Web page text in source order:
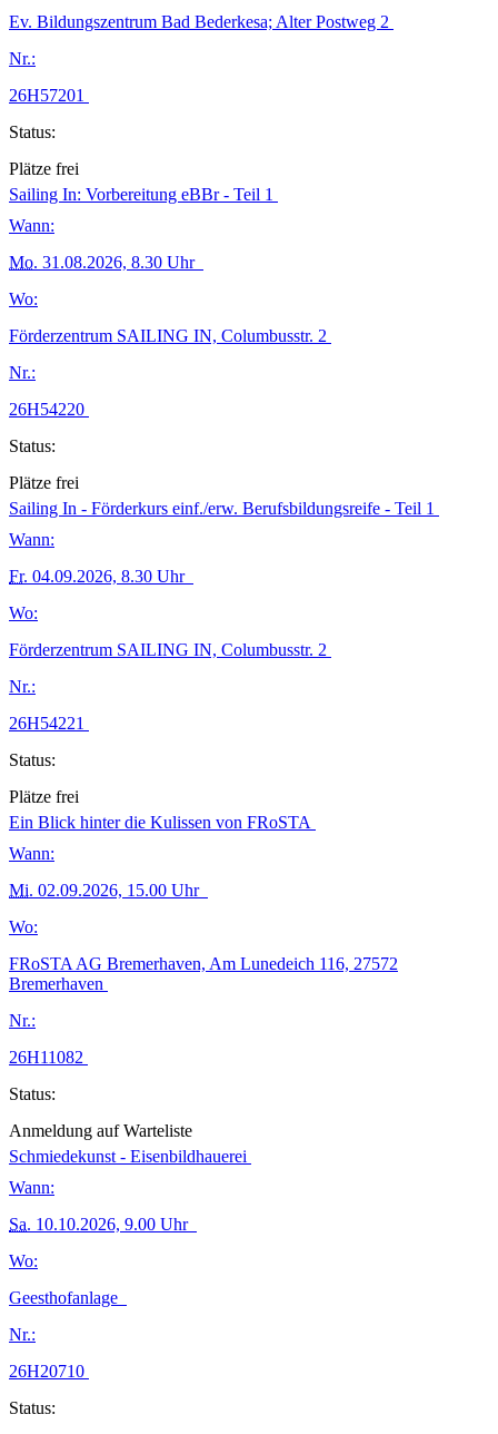
Ev. Bildungszentrum Bad Bederkesa; Alter Postweg 2
Nr.:
26H57201
Status:
Plätze frei
Sailing In: Vorbereitung eBBr - Teil 1
Wann:
Mo. 31.08.2026, 8.30 Uhr
Wo:
Förderzentrum SAILING IN, Columbusstr. 2
Nr.:
26H54220
Status:
Plätze frei
Sailing In - Förderkurs einf./erw. Berufsbildungsreife - Teil 1
Wann:
Fr. 04.09.2026, 8.30 Uhr
Wo:
Förderzentrum SAILING IN, Columbusstr. 2
Nr.:
26H54221
Status:
Plätze frei
Ein Blick hinter die Kulissen von FRoSTA
Wann:
Mi. 02.09.2026, 15.00 Uhr
Wo:
FRoSTA AG Bremerhaven, Am Lunedeich 116, 27572
Bremerhaven
Nr.:
26H11082
Status:
Anmeldung auf Warteliste
Schmiedekunst - Eisenbildhauerei
Wann:
Sa. 10.10.2026, 9.00 Uhr
Wo:
Geesthofanlage
Nr.:
26H20710
Status: